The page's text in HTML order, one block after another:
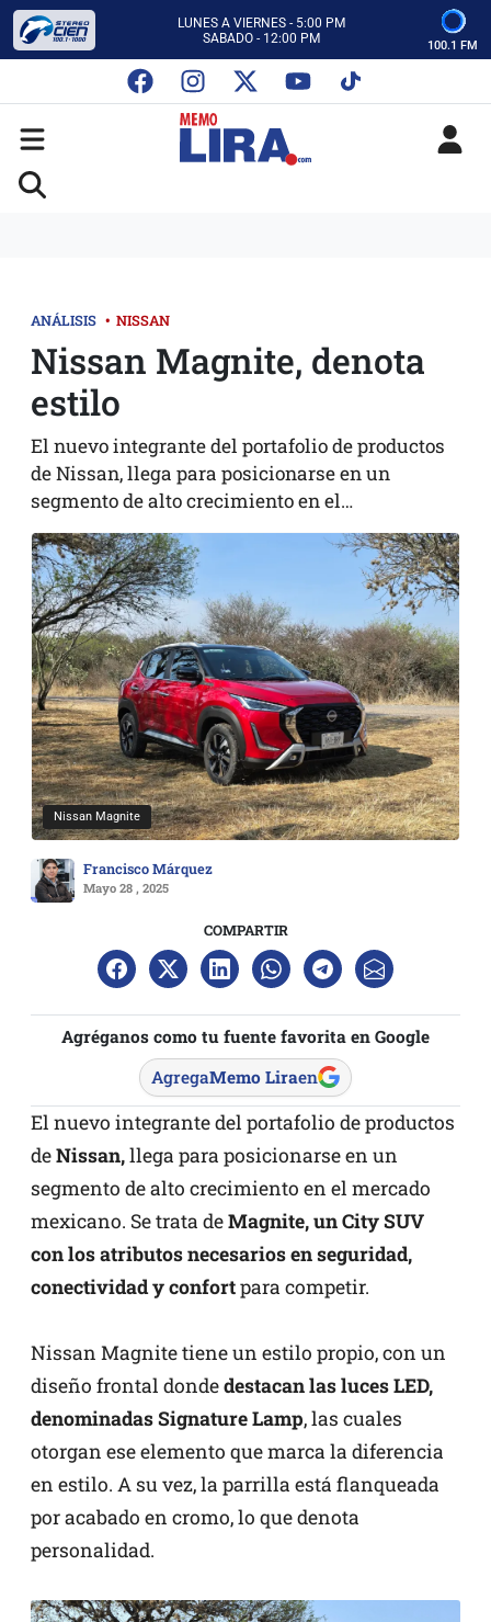
LUNES A VIERNES - 5:00 PM
SABADO - 12:00 PM
CON MEMO LIRA Y SU EQUIPO
LUNES A VIERNES - 5:00 PM
SABADO - 12:00 PM
100.1 FM
ANÁLISIS • NISSAN
Nissan Magnite, denota
estilo
El nuevo integrante del portafolio de productos
de Nissan, llega para posicionarse en un
segmento de alto crecimiento en el…
Nissan Magnite
Francisco Márquez
Mayo 28 , 2025
COMPARTIR
Agréganos como tu fuente favorita en Google
AgregaMemo Liraen
El nuevo integrante del portafolio de productos
deNissan,llega para posicionarse en un
segmento de alto crecimiento en el mercado
mexicano. Se trata deMagnite, un City SUV
con los atributos necesarios en seguridad,
conectividad y confortpara competir.
Nissan Magnite tiene un estilo propio, con un
diseño frontal dondedestacan las luces LED,
denominadas Signature Lamp, las cuales
otorgan ese elemento que marca la diferencia
en estilo. A su vez, la parrilla está flanqueada
por acabado en cromo, lo que denota
personalidad.